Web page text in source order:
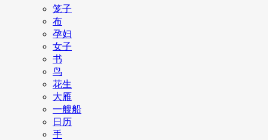
笼子
布
孕妇
女子
书
鸟
花生
大雁
一艘船
日历
手